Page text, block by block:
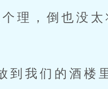
，倒也没太
我们的酒楼